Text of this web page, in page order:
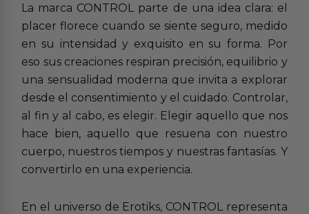
La marca CONTROL parte de una idea clara: el
placer florece cuando se siente seguro, medido
en su intensidad y exquisito en su forma. Por
eso sus creaciones respiran precisión, equilibrio y
una sensualidad moderna que invita a explorar
desde el consentimiento y el cuidado. Controlar,
al fin y al cabo, es elegir. Elegir aquello que nos
hace bien, aquello que resuena con nuestro
cuerpo, nuestros tiempos y nuestras fantasías. Y
convertirlo en una experiencia.
En el universo de Erotiks, CONTROL representa